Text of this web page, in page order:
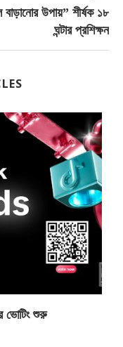
উপায়” শীর্ষক ১৮
ঘন্টার প্রশিক্ষন
ভোটিং শুরু